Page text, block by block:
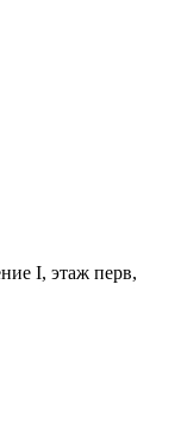
I, этаж перв,